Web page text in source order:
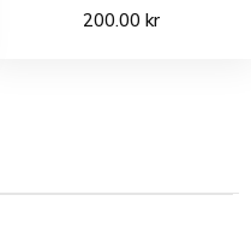
200.00 kr